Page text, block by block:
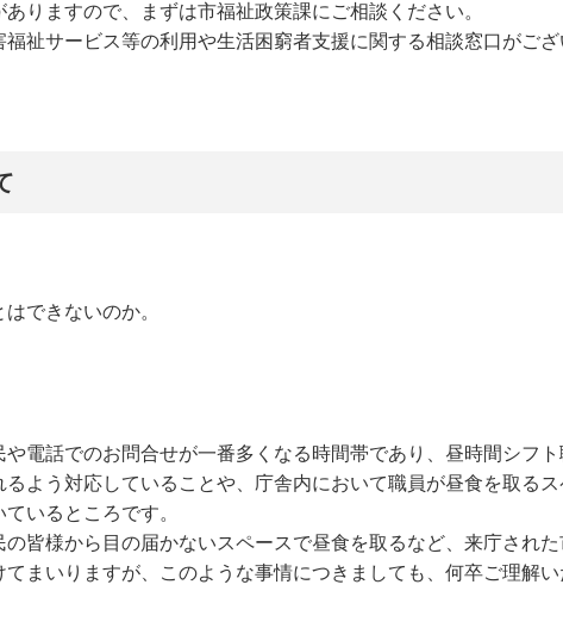
りますので、まずは市福祉政策課にご相談ください。
祉サービス等の利用や生活困窮者支援に関する相談窓口がご
できないのか。
電話でのお問合せが一番多くなる時間帯であり、昼時間シフ
るよう対応していることや、庁舎内において職員が昼食を取る
いるところです。
皆様から目の届かないスペースで昼食を取るなど、来庁され
まいりますが、このような事情につきましても、何卒ご理解